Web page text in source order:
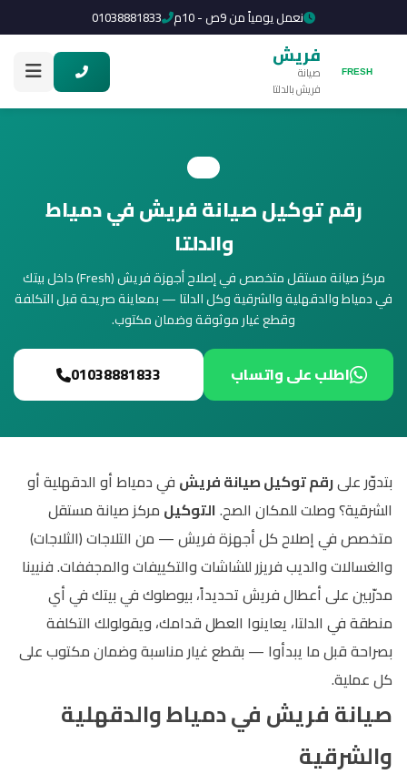
نعمل يومياً من 9ص - 10م 01038881833
فريش
صيانة
فريش بالدلتا
رقم توكيل صيانة فريش في دمياط
والدلتا
مركز صيانة مستقل متخصص في إصلاح أجهزة فريش (Fresh) داخل بيتك
في دمياط والدقهلية والشرقية وكل الدلتا — بمعاينة صريحة قبل التكلفة
وقطع غيار موثوقة وضمان مكتوب.
اطلب على واتساب 01038881833
بتدوّر علىرقم توكيل صيانة فريش في دمياط أو الدقهلية أو
الشرقية؟ وصلت للمكان الصح.التوكيل مركز صيانة مستقل
متخصص في إصلاح كل أجهزة فريش — من التلاجات (الثلاجات)
والغسالات والديب فريزر للشاشات والتكييفات والمجففات. فنيينا
مدرّبين على أعطال فريش تحديداً، بيوصلوك في بيتك في أي
منطقة في الدلتا، يعاينوا العطل قدامك، ويقولولك التكلفة
بصراحة قبل ما يبدأوا — بقطع غيار مناسبة وضمان مكتوب على
كل عملية.
صيانة فريش في دمياط والدقهلية
والشرقية